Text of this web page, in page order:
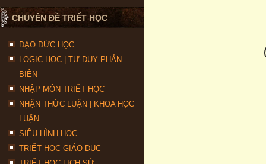
CHUYÊN ĐỀ TRIẾT HỌC
ĐẠO ĐỨC HỌC
LOGIC HỌC | TƯ DUY PHẢN
BIỆN
NHẬP MÔN TRIẾT HỌC
NHẬN THỨC LUẬN | KHOA HỌC
LUẬN
SIÊU HÌNH HỌC
TRIẾT HỌC GIÁO DỤC